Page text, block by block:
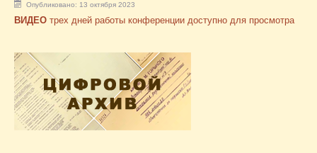
Опубликовано: 13 октября 2023
ВИДЕО трех дней работы конференции доступно для просмотра